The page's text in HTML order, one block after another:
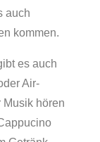
auch
kommen.
es auch
Air-
Musik hören